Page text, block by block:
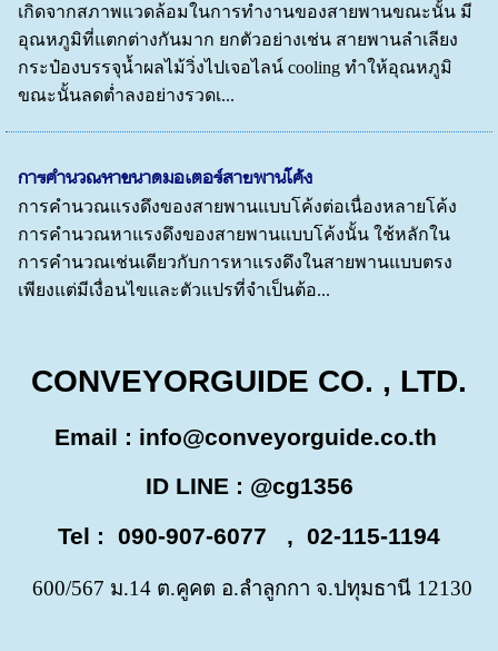
เกิดจากสภาพแวดล้อมในการทำงานของสายพานขณะนั้น มี
อุณหภูมิที่แตกต่างกันมาก ยกตัวอย่างเช่น สายพานลำเลียง
กระป๋องบรรจุน้ำผลไม้วิ่งไปเจอไลน์ cooling ทำให้อุณหภูมิ
ขณะนั้นลดต่ำลงอย่างรวดเ...
การคำนวณหาขนาดมอเตอร์สายพานโค้ง
การคำนวณแรงดึงของสายพานแบบโค้งต่อเนื่องหลายโค้ง
การคำนวณหาแรงดึงของสายพานแบบโค้งนั้น ใช้หลักใน
การคำนวณเช่นเดียวกับการหาแรงดึงในสายพานแบบตรง
เพียงแต่มีเงื่อนไขและตัวแปรที่จำเป็นต้อ...
CONVEYORGUIDE CO. , LTD.
Email : info@conveyorguide.co.th
ID LINE : @cg1356
Tel : 090-907-6077 , 02-115-1194
600/567 ม.14 ต.คูคต อ.ลำลูกกา จ.ปทุมธานี 12130